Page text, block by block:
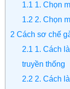
1.1 1. Chọn
1.2 2. Chọn
2 Cách sơ chế
2.1 1. Cách
truyền thống
2.2 2. Cách